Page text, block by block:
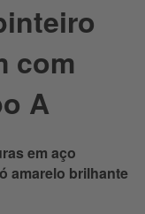
com
A
em aço
amarelo brilhante